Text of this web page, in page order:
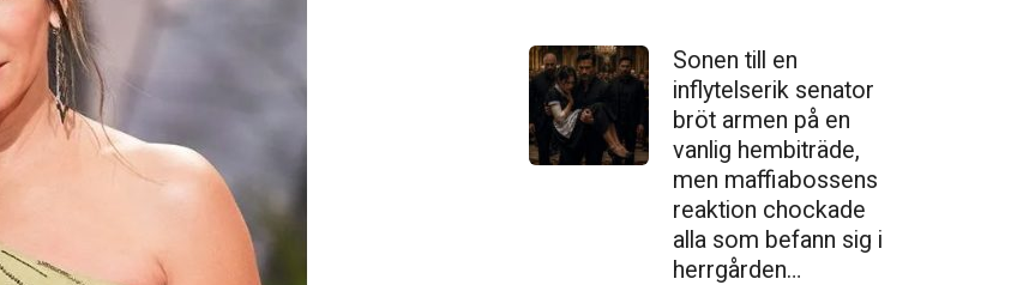
Sonen till en
inflytelserik senator
bröt armen på en
vanlig hembiträde,
men maffiabossens
reaktion chockade
alla som befann sig i
herrgården…